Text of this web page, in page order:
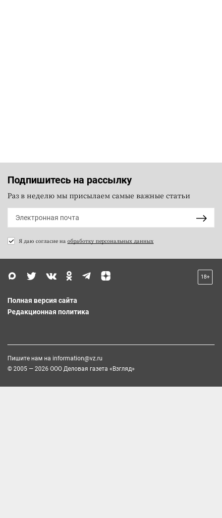
Подпишитесь на рассылку
Раз в неделю мы присылаем самые важные статьи
Я даю согласие на обработку персональных данных
18+
Полная версия сайта
Редакционная политика
Пишите нам на information@vz.ru
© 2005 — 2026 ООО Деловая газета «Взгляд»